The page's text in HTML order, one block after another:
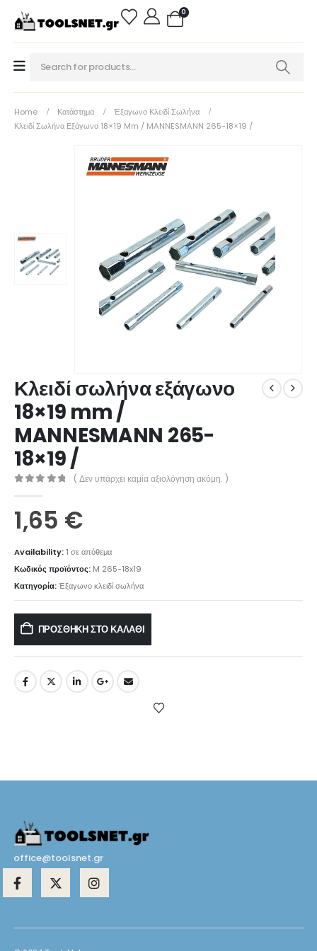
0
Home Κατάστημα
Έξαγωνο Κλειδί Σωλήνα
Κλειδί Σωλήνα Εξάγωνο 18×19 Mm / MANNESMANN 265-18×19 /
Κλειδί σωλήνα εξάγωνο
18×19 mm /
MANNESMANN 265-
18×19 /
( Δεν υπάρχει καμία αξιολόγηση ακόμη. )
1,65 €
Availability: 1 σε απόθεμα
Κωδικός προϊόντος: M 265-18x19
Κατηγορία:Έξαγωνο κλειδί σωλήνα
ΠΡΟΣΘΉΚΗ ΣΤΟ ΚΑΛΆΘΙ
office@toolsnet.gr